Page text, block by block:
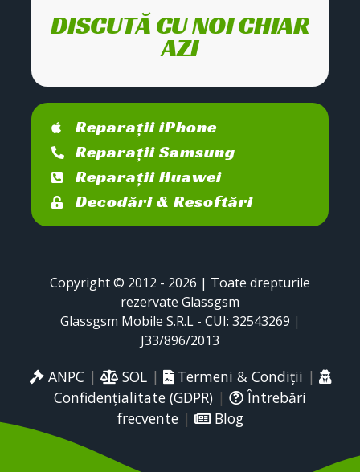
DISCUTĂ CU NOI CHIAR
AZI
Reparații iPhone
Reparații Samsung
Reparații Huawei
Decodări & Resoftări
Copyright © 2012 - 2026 | Toate drepturile
rezervate Glassgsm
Glassgsm Mobile S.R.L - CUI: 32543269 |
J33/896/2013
ANPC | SOL| Termeni & Condiții |
Confidențialitate (GDPR) |
Întrebări
frecvente| Blog